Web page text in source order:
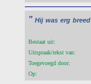
" Hij was erg breed
Bestaat uit:
Uitspraak/tekst van:
Toegevoegd door:
Op: